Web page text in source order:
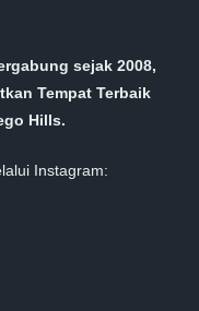
sejak 2008,
Tempat Terbaik
Hills.
Instagram: